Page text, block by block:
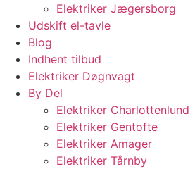
Elektriker Jægersborg
Udskift el-tavle
Blog
Indhent tilbud
Elektriker Døgnvagt
By Del
Elektriker Charlottenlund
Elektriker Gentofte
Elektriker Amager
Elektriker Tårnby